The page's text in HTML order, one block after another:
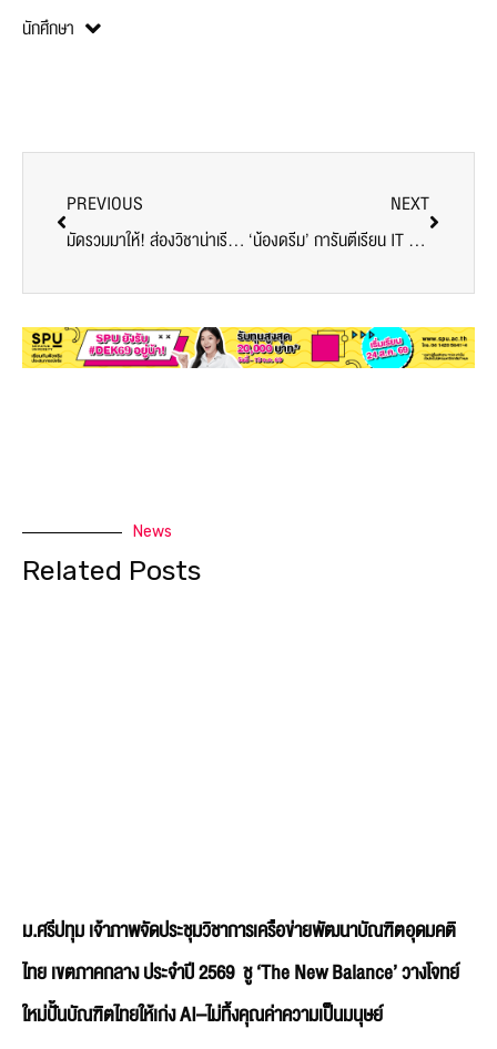
นักศึกษา
PREVIOUS
มัดรวมมาให้! ส่องวิชาน่าเรียน การออกแบบเนื้อหาและนวัตกรรมสร้างสรรค์ทางสื่อดิจิทัล
NEXT
‘น้องดรีม’ การันตีเรียน IT ให้เทคโนโลยีนำชีวิต ต่อยอดไปได้ไกลกว่าที่คิด
News
Related Posts
ม.ศรีปทุม เจ้าภาพจัดประชุมวิชาการเครือข่ายพัฒนาบัณฑิตอุดมคติ
ไทย เขตภาคกลาง ประจำปี 2569 ชู ‘The New Balance’ วางโจทย์
ใหม่ปั้นบัณฑิตไทยให้เก่ง AI–ไม่ทิ้งคุณค่าความเป็นมนุษย์